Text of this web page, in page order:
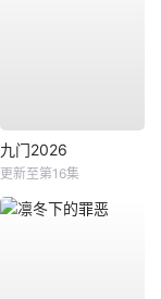
九门2026
更新至第16集